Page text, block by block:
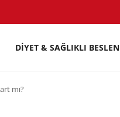
DIYET & SAĞLIKLI
mı?